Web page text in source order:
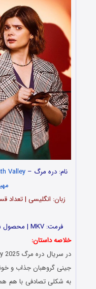
نام: دره مرگ –Valley
فرمت: MKV | محصول شبکه BBC One انگلستان | امتیاز: 6.6
خلاصه داستان:
جینی گروهبان جذاب و
به شکلی تصادفی با هم